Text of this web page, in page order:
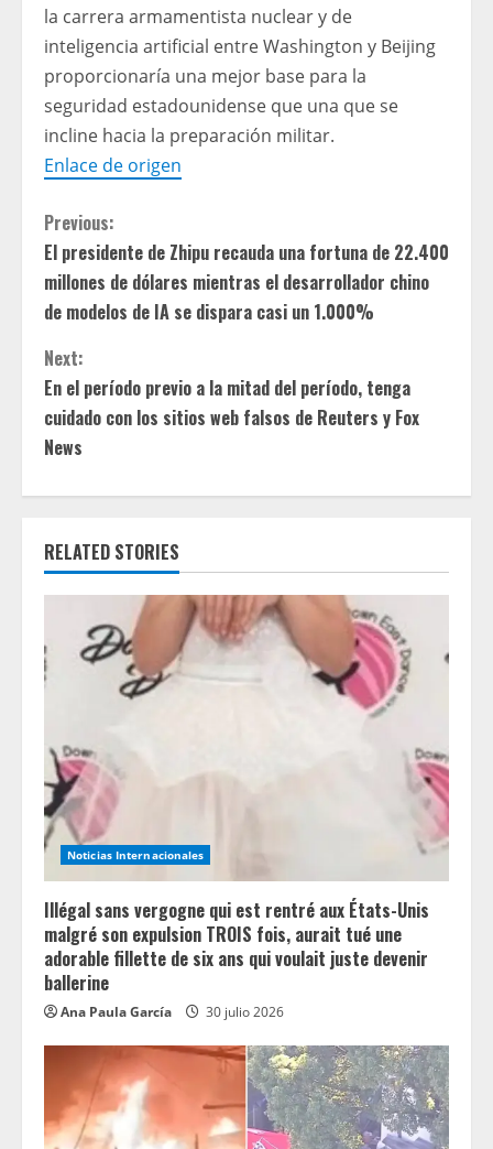
la carrera armamentista nuclear y de
inteligencia artificial entre Washington y Beijing
proporcionaría una mejor base para la
seguridad estadounidense que una que se
incline hacia la preparación militar.
Enlace de origen
C
o
n
t
i
n
u
e
R
e
a
d
i
n
g
Previous:
El presidente de Zhipu recauda una fortuna de 22.400
millones de dólares mientras el desarrollador chino
de modelos de IA se dispara casi un 1.000%
Next:
En el período previo a la mitad del período, tenga
cuidado con los sitios web falsos de Reuters y Fox
News
RELATED STORIES
Noticias Internacionales
Illégal sans vergogne qui est rentré aux États-Unis
malgré son expulsion TROIS fois, aurait tué une
adorable fillette de six ans qui voulait juste devenir
ballerine
Ana Paula García 30 julio 2026